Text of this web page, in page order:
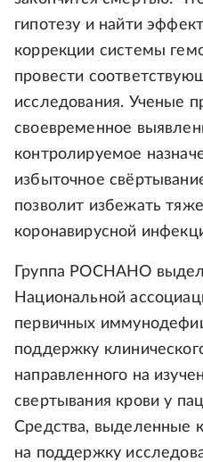
гипотезу и найти
коррекции системы
провести
исследования. Ученые
своевременное
контролируемое
избыточное
позволит избежать
коронавирусной
Группа РОСНАНО
Национальной
первичных
поддержку
направленного на
свертывания крови у
Средства,
на поддержку